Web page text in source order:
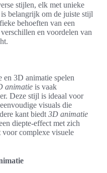
stijlen, elk met unieke
belangrijk om de juiste stijl
behoeften van een
en voordelen van
en 3D animatie spelen
animatie is vaak
Deze stijl is ideaal voor
visuals die
kant biedt 3D animatie
diepte-effect met zich
voor complexe visuele